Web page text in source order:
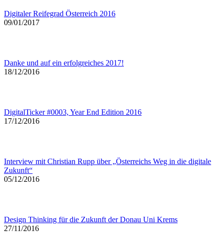
Digitaler Reifegrad Österreich 2016
09/01/2017
Danke und auf ein erfolgreiches 2017!
18/12/2016
DigitalTicker #0003, Year End Edition 2016
17/12/2016
Interview mit Christian Rupp über „Österreichs Weg in die digitale
Zukunft“
05/12/2016
Design Thinking für die Zukunft der Donau Uni Krems
27/11/2016